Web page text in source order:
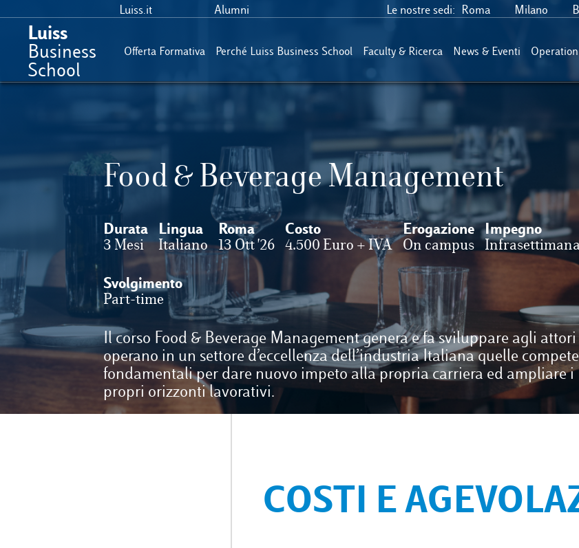
Luiss.it Alumni Le nostre sedi: Roma Milano
Luiss
Business
School
Offerta Formativa Perché Luiss Business School Faculty & Ricerca News & Eventi
Food & Beverage Management
Durata
3 Mesi
Lingua
Italiano
Roma
13 Ott '26
Costo
4.500 Euro + IVA
Erogazione
On campus
Impegno
Svolgimento
Part-time
Il corso Food & Beverage Management genera e fa sviluppare agli
operano in un settore d’eccellenza dell’industria Italiana quelle
fondamentali per dare nuovo impeto alla propria carriera ed ampliare i
propri orizzonti lavorativi.
COSTI E